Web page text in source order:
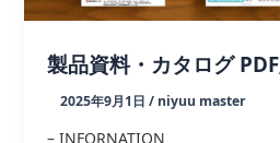
展
た
し
製品資料・カタログ
2025年9月1日 / niyuu master
– INFORNATION